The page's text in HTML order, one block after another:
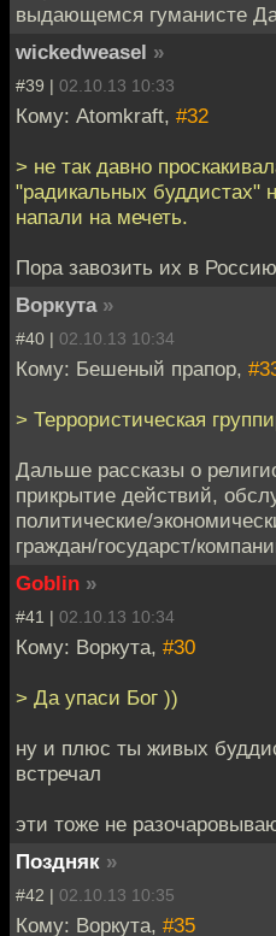
выдающемся гуманисте
wickedweasel »
#39 | 02.10.13 10:33
Кому: Atomkraft, #32
> не так давно
"радикальных буддистах"
напали на мечеть.
Пора завозить их в
Воркута »
#40 | 02.10.13 10:34
Кому: Бешеный прапор,
> Террористическая
Дальше рассказы о
прикрытие действий,
политические/
граждан/государст/
Goblin »
#41 | 02.10.13 10:34
Кому: Воркута, #30
> Да упаси Бог ))
ну и плюс ты живых
встречал
эти тоже не
Поздняк »
#42 | 02.10.13 10:35
Кому: Воркута, #35